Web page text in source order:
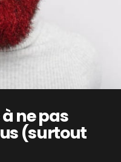
ne pas
(surtout